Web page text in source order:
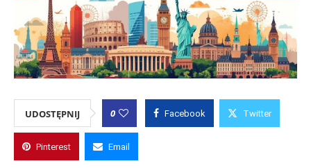
UDOSTĘPNIJ 0 Facebook Twitter
Pinterest Email